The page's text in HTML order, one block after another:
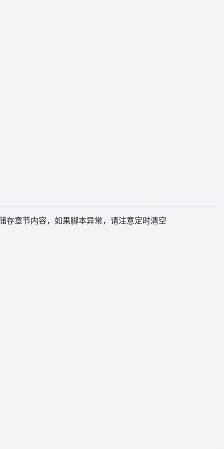
章节内容，如果脚本异常，请注意定时清空